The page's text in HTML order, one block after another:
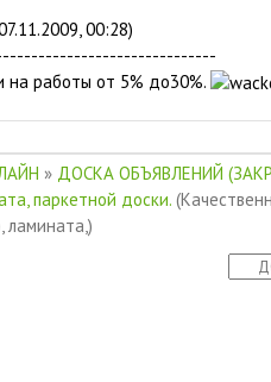
00:28)
на работы от 5% до30%.
» ДОСКА ОБЪЯВЛЕНИЙ
паркетной доски.
ламината,)